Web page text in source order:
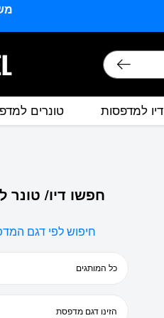
דיו למדפסות טונרים
חפשו דיו/
חיפוש לפי דגם